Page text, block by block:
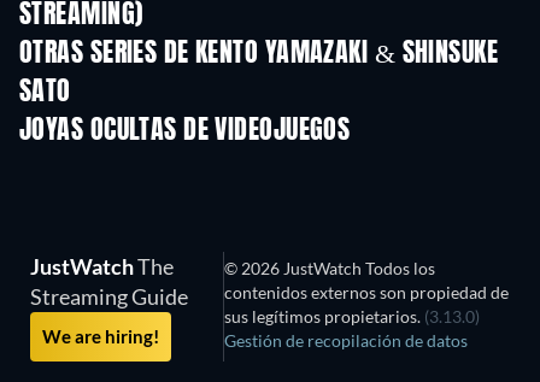
STREAMING)Temporada 2
OTRAS SERIES DE KENTO YAMAZAKI & SHINSUKE
SATO
JOYAS OCULTAS DE VIDEOJUEGOS
JustWatchThe
Streaming Guide
We are hiring!
© 2026 JustWatch Todos los
contenidos externos son propiedad de
sus legítimos propietarios. (3.13.0)
Gestión de recopilación de datos